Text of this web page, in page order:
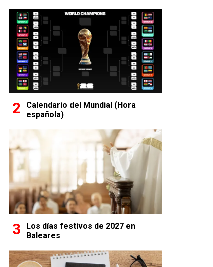
Calendario del Mundial (Hora
española)
Los días festivos de 2027 en
Baleares